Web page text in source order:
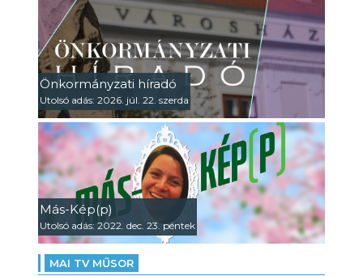
Önkormányzati híradó
Utolsó adás: 2026. júl. 22. szerda
Más-Kép(p)
Utolsó adás: 2022. dec. 23. péntek
MAI TV MŰSOR